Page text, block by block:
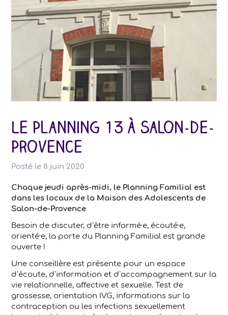
Le Planning 13 à Salon-de-
Provence
Posté le 8 juin 2020
Chaque jeudi après-midi, le Planning Familial est
dans les locaux de la Maison des Adolescents de
Salon-de-Provence
Besoin de discuter, d’être informé·e, écouté·e,
orienté·e, la porte du Planning Familial est grande
ouverte !
Une conseillère est présente pour un espace
d’écoute, d’information et d’accompagnement sur la
vie relationnelle, affective et sexuelle. Test de
grossesse, orientation IVG, informations sur la
contraception ou les infections sexuellement